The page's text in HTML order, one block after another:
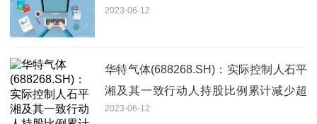
2023-06-12
华特气体(688268.SH)：实际控制人石平
湘及其一致行动人持股比例累计减少超
过1%
2023-06-12